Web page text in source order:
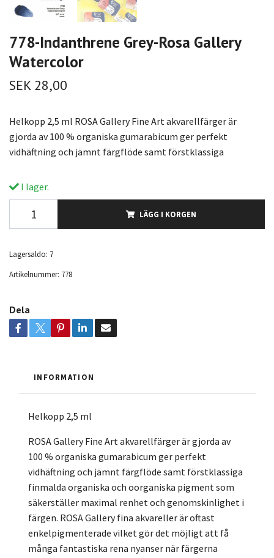
778-Indanthrene Grey-Rosa Gallery
Watercolor
SEK 28,00
Helkopp 2,5 ml ROSA Gallery Fine Art akvarellfärger är
gjorda av 100 % organiska gumarabicum ger perfekt
vidhäftning och jämnt färgflöde samt förstklassiga
I lager.
LÄGG I KORGEN
Lagersaldo: 7
Artikelnummer: 778
Dela
INFORMATION
Helkopp 2,5 ml
ROSA Gallery Fine Art akvarellfärger är gjorda av
100 % organiska gumarabicum ger perfekt
vidhäftning och jämnt färgflöde samt förstklassiga
finmalda organiska och oorganiska pigment som
säkerställer maximal renhet och genomskinlighet i
färgen. ROSA Gallery fina akvareller är oftast
enkelpigmenterade vilket gör det möjligt att få
många fantastiska rena nyanser när färgerna